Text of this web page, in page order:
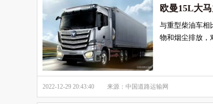
欧曼15L大
与重型柴油车相
物和烟尘排放，
2022-12-29 20:43:40 来源：中国道路运输网